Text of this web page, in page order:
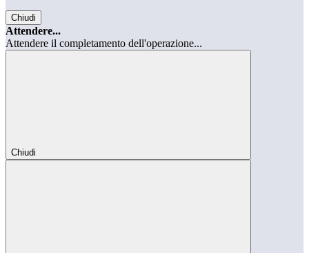
Chiudi
Attendere...
Attendere il completamento dell'operazione...
Chiudi